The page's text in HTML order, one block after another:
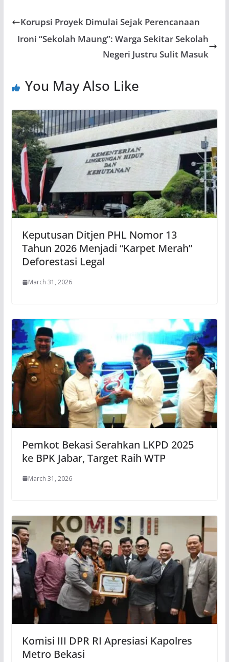
Korupsi Proyek Dimulai Sejak Perencanaan
Ironi “Sekolah Maung”: Warga Sekitar Sekolah
Negeri Justru Sulit Masuk
You May Also Like
Keputusan Ditjen PHL Nomor 13
Tahun 2026 Menjadi “Karpet Merah”
Deforestasi Legal
March 31, 2026
Pemkot Bekasi Serahkan LKPD 2025
ke BPK Jabar, Target Raih WTP
March 31, 2026
Komisi III DPR RI Apresiasi Kapolres
Metro Bekasi